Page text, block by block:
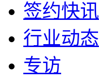
签约快讯
行业动态
专访